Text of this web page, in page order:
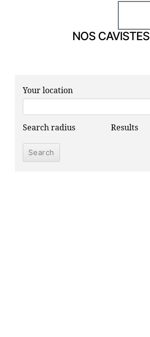
NOS CAVISTES
Your location
Search radius Results